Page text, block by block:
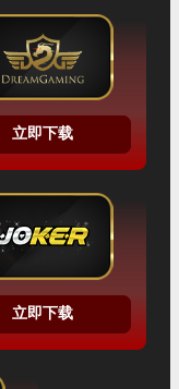
立即下载
立即下载